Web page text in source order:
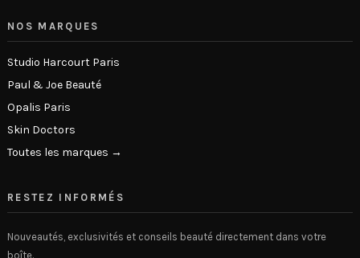
NOS MARQUES
Studio Harcourt Paris
Paul & Joe Beauté
Opalis Paris
Skin Doctors
Toutes les marques →
RESTEZ INFORMÉS
Nouveautés, exclusivités et conseils beauté directement dans votre
boîte.